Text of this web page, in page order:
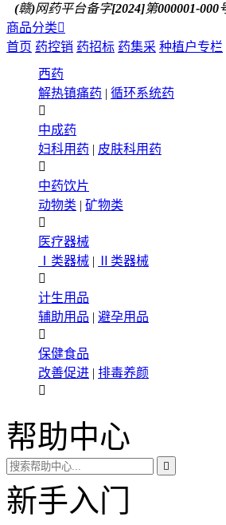
(赣)网药平台备字[2024]第000001-000
商品分类
首页 药控销 药招标 药集采 种植户专栏
西药
解热镇痛药 | 循环系统药

中成药
妇科用药 | 皮肤科用药

中药饮片
动物类 | 矿物类

医疗器械
Ⅰ类器械 |
Ⅱ类器械

计生用品
辅助用品 | 避孕用品

保健食品
改善促进 | 排毒养颜

帮助中心

新手入门